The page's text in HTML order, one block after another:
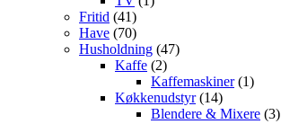
Fritid (41)
Have (70)
Husholdning (47)
Kaffe (2)
Kaffemaskiner(1)
Køkkenudstyr(14)
Blendere & Mixere (3)